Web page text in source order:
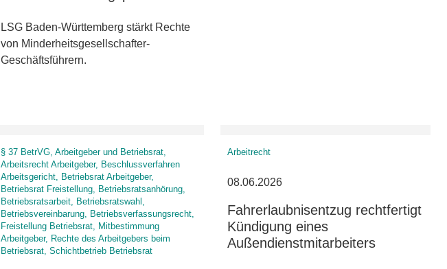
LSG Baden-Württemberg stärkt Rechte
von Minderheitsgesellschafter-
Geschäftsführern.
§ 37 BetrVG, Arbeitgeber und Betriebsrat,
Arbeitsrecht Arbeitgeber, Beschlussverfahren
Arbeitsgericht, Betriebsrat Arbeitgeber,
Betriebsrat Freistellung, Betriebsratsanhörung,
Betriebsratsarbeit, Betriebsratswahl,
Betriebsvereinbarung, Betriebsverfassungsrecht,
Freistellung Betriebsrat, Mitbestimmung
Arbeitgeber, Rechte des Arbeitgebers beim
Betriebsrat, Schichtbetrieb Betriebsrat
Arbeitrecht
08.06.2026
Fahrerlaubnisentzug rechtfertigt
Kündigung eines
Außendienstmitarbeiters